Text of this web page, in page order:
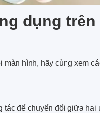
dụng trên
hình, hãy cùng xem
tác để chuyển đổi giữa